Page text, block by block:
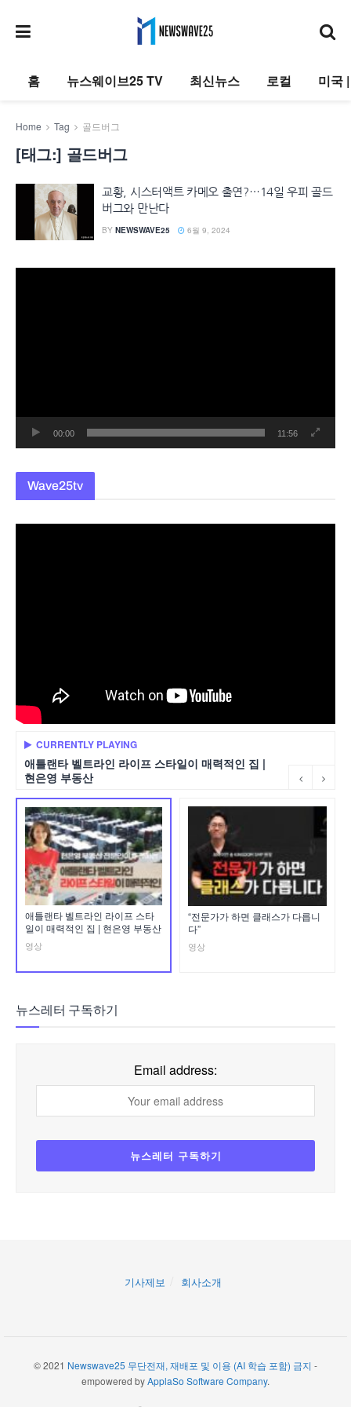
홈 뉴스웨이브25 TV 최신뉴스 로컬 미국
Home Tag 골드버그
[태그:] 골드버그
교황, 시스터액트 카메오 출연?…14일 우피 골드
버그와 만난다
BY NEWSWAVE25 6월 9, 2024
00:00 11:56
Wave25tv
CURRENTLY PLAYING
애틀랜타 벨트라인 라이프 스타일이 매력적인 집 |
현은영 부동산
애틀랜타 벨트라인 라이프 스타
일이 매력적인 집 | 현은영 부동산
영상
“전문가가 하면 클래스가 다릅니
다”
영상
뉴스레터 구독하기
Email address:
기사제보 회사소개
© 2021 Newswave25 무단전재, 재배포 및 이용 (AI 학습 포함) 금지 -
empowered byApplaSo Software Company.